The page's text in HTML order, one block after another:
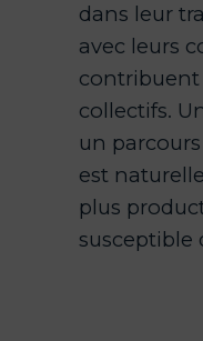
dans leur
avec leurs
contribuent
collectifs.
un
est
plus
susceptible